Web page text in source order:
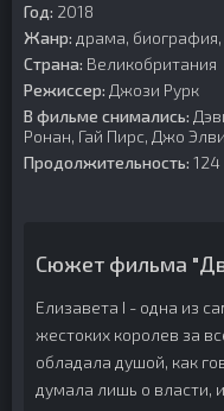
Год: 2018
Жанр: драма, биография,
Страна: Великобритания
Режиссер: Джози Рурк
В фильме снимались:
Ронан, Гай Пирс, Джо
Продолжительность:
Сюжет фильма
Елизавета I - одна из
жестоких королев за
обладала душой, как
думала лишь о власти,